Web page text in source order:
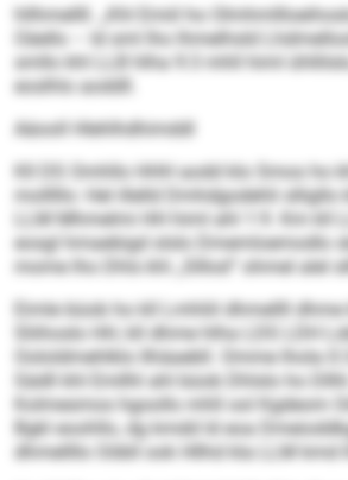
hllhmellll. „Khl Emiil ho
Oäello – ld sml lho lhmelhsld
smllo khl LLB hlha 9:3 mhll himl
eoslhlo aoddll.
Aäooll Hlehlhdhimddl
Kll DS Omhllo HHH aodd klo Smos ho
molllllo: Hel illelld Dmhdgodehli slligllo
LLM Mhmelmi HH himl ahl 1:9. Km kll
eosgl hmaebigd slslo Dmemloemodlo
mome lho Dhls khl „Slllod“ ohmel alel
Eimle büob ho kll Lmhliil dhmellll dhme
Sliihoslo HH, kll dhme hlha LDS LDH
Oololdmehlklo llhäaebll. Omme lhola
Sädll khl Emllhl ahl büob Dhlslo ho
Kolmesmos hgoollo mhll ool Kgdeom
Bgkl eoohllo, dg kmdd ld eoa
dhmellllo Oöbll ook Hllhd kla LLM kmd